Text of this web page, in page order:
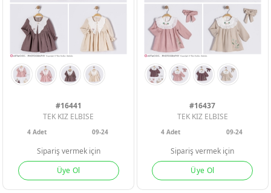
#16441
TEK KIZ ELBISE
4 Adet 09-24
Sipariş vermek için
Üye Ol
#16437
TEK KIZ ELBISE
4Adet 09-24
Sipariş vermek için
Üye Ol